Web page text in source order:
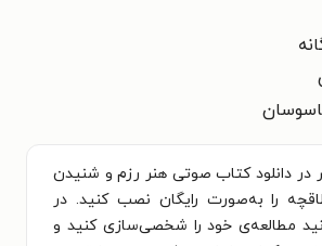
در دانلود کتاب صوتی هنر رزم و شنیدن
را به‌صورت رایگان نصب کنید. در
مطالعه‌ی خود را شخصی‌سازی کنید و